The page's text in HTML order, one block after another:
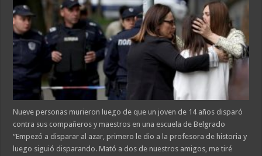
Nueve personas murieron luego de que un joven de 14 años disparó
contra sus compañeros y maestros en una escuela de Belgrado
“Empezó a disparar al azar, primero le dio a la profesora de historia y
luego siguió disparando. Mató a dos de nuestros amigos, me tiré